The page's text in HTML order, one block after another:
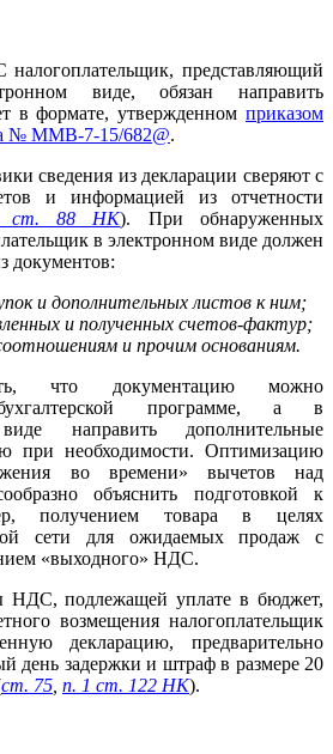
представляющий
виде, обязан направить
в формате, утвержденном приказом
№ ММВ-7-15/682@.
сведения из декларации сверяют с
и информацией из отчетности
ст. 88 НК). При обнаруженных
в электронном виде должен
документов:
и дополнительных листов к ним;
и полученных счетов-фактур;
и прочим основаниям.
что документацию можно
программе, а в
направить дополнительные
при необходимости. Оптимизацию
во времени» вычетов над
объяснить подготовкой к
получением товара в целях
сети для ожидаемых продаж с
«выходного» НДС.
подлежащей уплате в бюджет,
возмещения налогоплательщик
декларацию, предварительно
день задержки и штраф в размере 20
ст. 75 п. 1 ст. 122 НК).